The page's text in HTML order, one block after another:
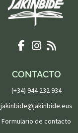
CONTACTO
(+34) 944 232 934
jakinbide@jakinbide.eus
Formulario de contacto